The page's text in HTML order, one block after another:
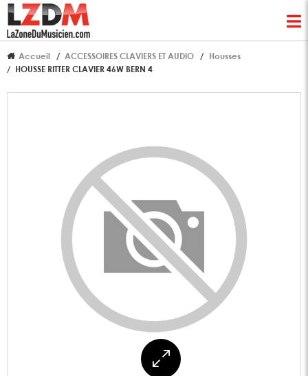
Accueil ACCESSOIRES CLAVIERS ET AUDIO
Housses
HOUSSE RITTER CLAVIER 46W BERN 4